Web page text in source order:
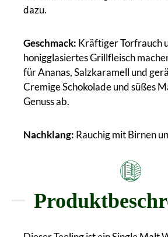
dazu.
Geschmack: Kräftiger Torfrauch
honigglasiertes Grillfleisch
für Ananas, Salzkaramell und
Cremige Schokolade und süßes
Genuss ab.
Nachklang: Rauchig mit Birnen